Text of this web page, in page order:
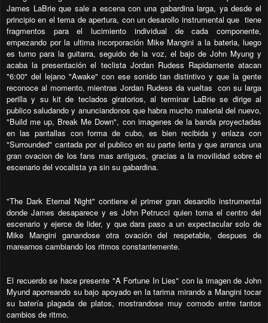
James LaBrie que sale a escena con una gabardina larga, ya desde el
principio en el tema de apertura, con un desarollo instrumental que tiene
fragmentos para el lucimiento individual de cada componente,
empezando por la ultima incorporación Mike Mangini a la bateria, luego
es turno para la guitarra, seguido de la voz, el bajo de John Myung y
acaba la presentación el teclista Jordan Rudess Rapidamente atacan
"6:00" del lejano "Awake" con ese sonido tan distintivo y que la gente
reconoce al momento, mientras Jordan Rudess da vueltas con su larga
perilla y su kit de teclados giratorios, al terminar LaBrie se dirige al
publico saludando y anunciandonos que habra mucho material del nuevo,
"Build me up, Break Me Down", con imagenes de la banda proyectadas
en las pantallas con forma de cubo, es bien recibida y enlaza con
"Surrounded" cantada por el publico en su parte lenta y que arranca una
gran ovacion de los fans mas antiguos, gracias a la movilidad sobre el
escenario del vocalista ya sin su gabardina.
"The Dark Eternal Night" contiene el primer gran desarollo instrumental
donde James desaparece y es John Petrucci quien toma el centro del
escenario y ejerce de lider, y que dara paso a un expectacular solo de
Mike Mangini ganandose otra ovación del respetable, despues de
marearnos cambiando los ritmos constantemente.
El recuerdo se hace presente "A Fortune In Lies" con la imagen de John
Myund aporreando su bajo apoyado en la tarima mirando a Mangini tocar
su batería plagada de platos, mostrandose muy comodo entre tantos
cambios de ritmo.